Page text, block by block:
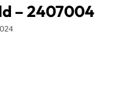
– 2407004